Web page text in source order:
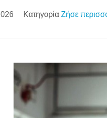
Κατηγορία Ζήσε